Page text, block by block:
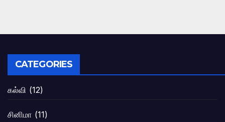
CATEGORIES
கல்வி (12)
சினிமா (11)